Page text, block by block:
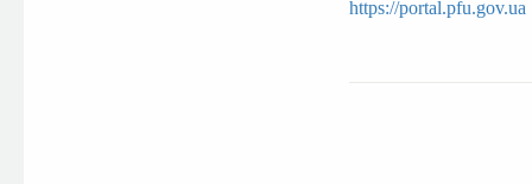
https://portal.pfu.gov.ua